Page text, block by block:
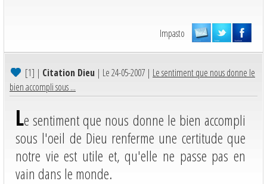
Impasto
[1] | Citation Dieu | Le 24-05-2007 | Le sentiment que nous donne le
bien accompli sous ...
Le sentiment que nous donne le bien accompli
sous l'oeil de Dieu renferme une certitude que
notre vie est utile et, qu'elle ne passe pas en
vain dans le monde.